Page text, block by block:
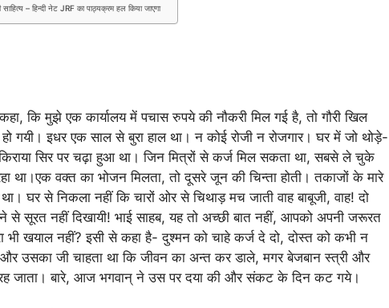
– हिन्दी नेट JRF का पाठ्यक्रम हल किया जाएगा
कि मुझे एक कार्यालय में पचास रुपये की नौकरी मिल गई है, तो गौरी खिल
इधर एक साल से बुरा हाल था। न कोई रोजी न रोजगार। घर में जो थोड़े-
सिर पर चढ़ा हुआ था। जिन मित्रों से कर्ज मिल सकता था, सबसे ले चुके
था।एक वक्त का भोजन मिलता, तो दूसरे जून की चिन्ता होती। तकाजों के मारे
घर से निकला नहीं कि चारों ओर से चिथाड़ मच जाती वाह बाबूजी, वाह! दो
सूरत नहीं दिखायी! भाई साहब, यह तो अच्छी बात नहीं, आपको अपनी जरूरत
खयाल नहीं? इसी से कहा है- दुश्मन को चाहे कर्ज दे दो, दोस्त को कभी न
उसका जी चाहता था कि जीवन का अन्त कर डाले, मगर बेजबान स्त्री और
जाता। बारे, आज भगवान् ने उस पर दया की और संकट के दिन कट गये।